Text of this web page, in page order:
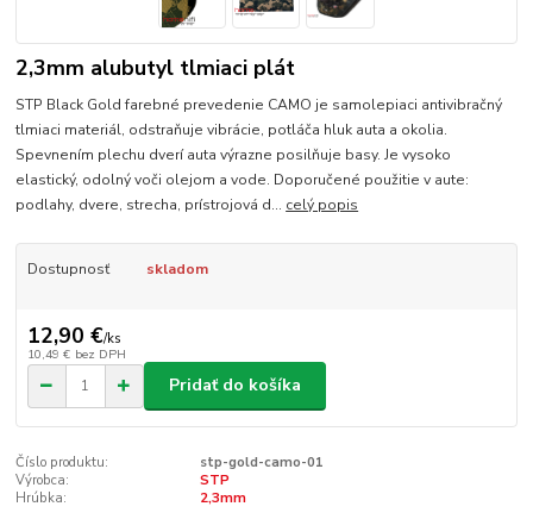
2,3mm alubutyl tlmiaci plát
STP Black Gold farebné prevedenie CAMO je samolepiaci antivibračný
tlmiaci materiál, odstraňuje vibrácie, potláča hluk auta a okolia.
Spevnením plechu dverí auta výrazne posilňuje basy. Je vysoko
elastický, odolný voči olejom a vode. Doporučené použitie v aute:
podlahy, dvere, strecha, prístrojová d... celý popis
Dostupnosť skladom
12,90 €/ks
10,49 € bez DPH
Pridať do košíka
Číslo produktu:
stp-gold-camo-01
Výrobca:
STP
Hrúbka:
2,3mm